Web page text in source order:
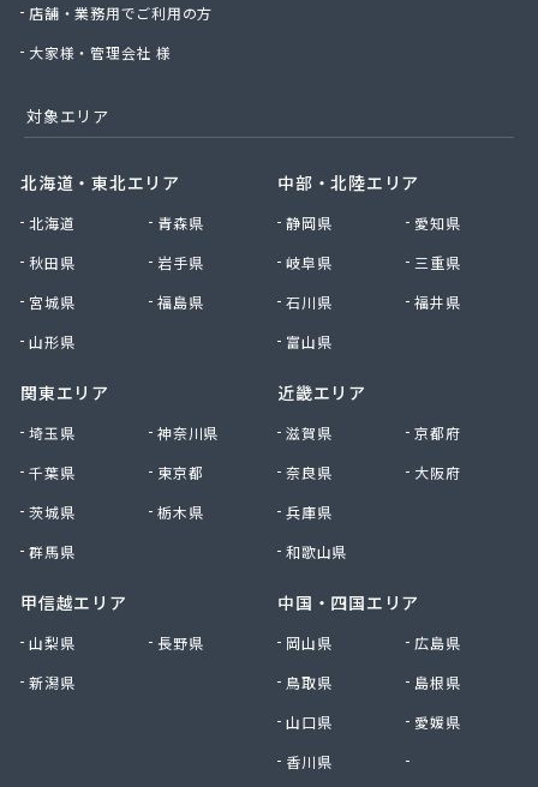
株式会社三好ガス
株式会社山源服部商会
株式会社山新プロパン部
株式会社山田幸一商店
株式会社小林本店
株式会社小林本店稲沢店
株式会社松村プロパン部
株式会社新東
株式会社森上製油所
株式会社杉浦林産給油所
株式会社清川商店
株式会社青木サービス
株式会社石川鉄沖商店
株式会社石泰商会
株式会社鷹羽商店
株式会社中部燃料
株式会社土川油店 L.P.G充填所
店舗・業務用でご利用の方
大家様・管理会社 様
対象エリア
北海道・東北エリア
北海道
青森県
秋田県
岩手県
宮城県
福島県
山形県
関東エリア
埼玉県
神奈川県
千葉県
東京都
茨城県
栃木県
群馬県
甲信越エリア
山梨県
長野県
新潟県
中部・北陸エリア
静岡県
愛知県
岐阜県
三重県
石川県
福井県
富山県
近畿エリア
滋賀県
京都府
奈良県
大阪府
兵庫県
和歌山県
中国・四国エリア
岡山県
広島県
鳥取県
島根県
山口県
愛媛県
香川県